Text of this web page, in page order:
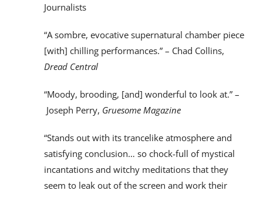
Journalists
“A sombre, evocative supernatural chamber piece
[with] chilling performances.” – Chad Collins,
Dread Central
“Moody, brooding, [and] wonderful to look at.” –
Joseph Perry, Gruesome Magazine
“Stands out with its trancelike atmosphere and
satisfying conclusion… so chock-full of mystical
incantations and witchy meditations that they
seem to leak out of the screen and work their